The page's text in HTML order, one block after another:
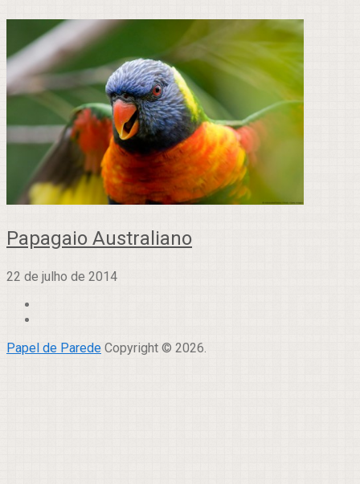
Papagaio Australiano
22 de julho de 2014
Papel de Parede Copyright © 2026.